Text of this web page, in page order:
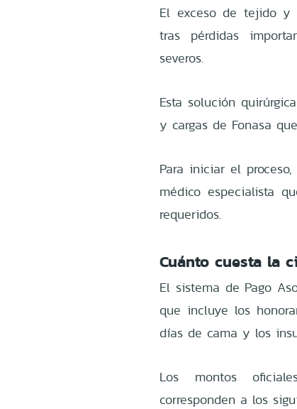
El exceso de tejido y
tras pérdidas
severos.
Esta solución
y cargas de Fonasa
Para iniciar el
médico especialista
requeridos.
Cuánto cuesta la
El sistema de Pago
que incluye los
días de cama y los
Los montos
corresponden a los